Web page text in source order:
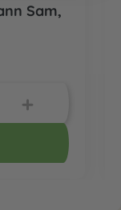
Sam,